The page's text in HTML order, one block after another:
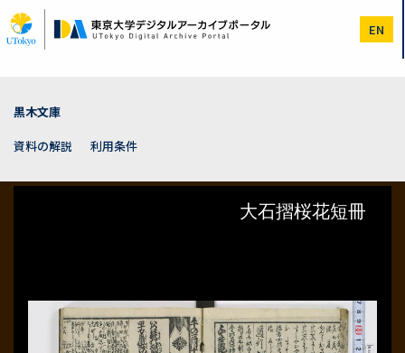
イ
ン
EN
黒木文庫
資料の解説
利用条件